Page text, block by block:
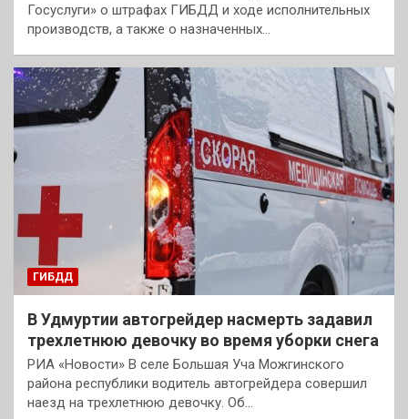
Госуслуги» о штрафах ГИБДД и ходе исполнительных
производств, а также о назначенных…
ГИБДД
В Удмуртии автогрейдер насмерть задавил
трехлетнюю девочку во время уборки снега
РИА «Новости» В селе Большая Уча Можгинского
района республики водитель автогрейдера совершил
наезд на трехлетнюю девочку. Об…